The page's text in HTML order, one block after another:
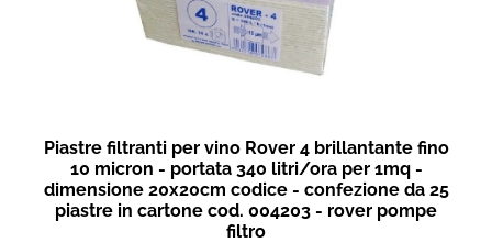
Piastre filtranti per vino Rover 4 brillantante fino
10 micron - portata 340 litri/ora per 1mq -
dimensione 20x20cm codice - confezione da 25
piastre in cartone cod. 004203 - rover pompe
filtro